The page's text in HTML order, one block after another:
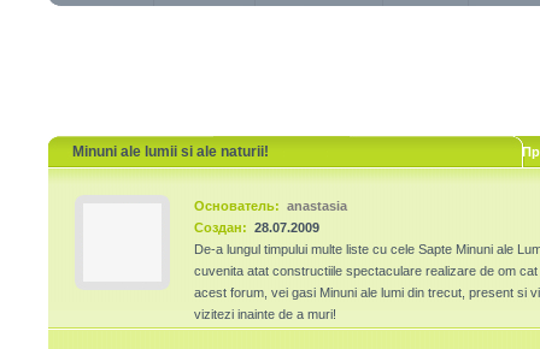
Minuni ale lumii si ale naturii!
Основатель: anastasia
Создан: 28.07.2009
De-a lungul timpului multe liste cu cele Sapte Minuni ale
cuvenita atat constructiile spectaculare realizare de om
acest forum, vei gasi Minuni ale lumi din trecut, present si
vizitezi inainte de a muri!